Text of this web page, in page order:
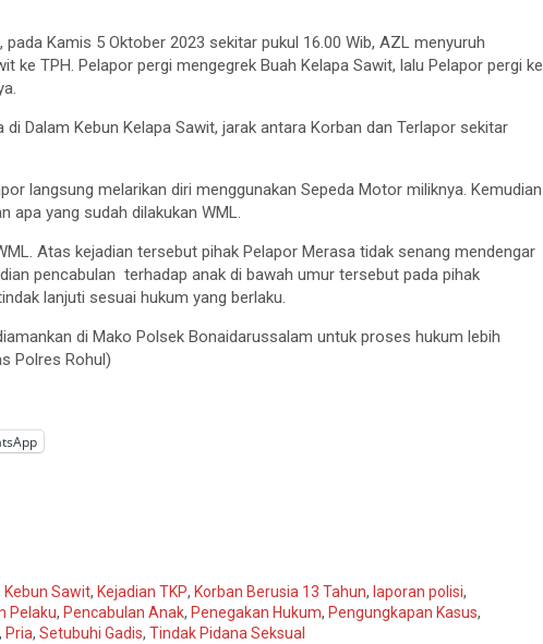
pada Kamis 5 Oktober 2023 sekitar pukul 16.00 Wib, AZL menyuruh
ke TPH. Pelapor pergi mengegrek Buah Kelapa Sawit, lalu Pelapor pergi ke
Dalam Kebun Kelapa Sawit, jarak antara Korban dan Terlapor sekitar
langsung melarikan diri menggunakan Sepeda Motor miliknya. Kemudian
apa yang sudah dilakukan WML.
Atas kejadian tersebut pihak Pelapor Merasa tidak senang mendengar
pencabulan terhadap anak di bawah umur tersebut pada pihak
lanjuti sesuai hukum yang berlaku.
di Mako Polsek Bonaidarussalam untuk proses hukum lebih
Polres Rohul)
Kebun Sawit, Kejadian TKP, Korban Berusia 13 Tahun, laporan polisi,
Pelaku, Pencabulan Anak, Penegakan Hukum, Pengungkapan Kasus,
, Pria, Setubuhi Gadis, Tindak Pidana Seksual